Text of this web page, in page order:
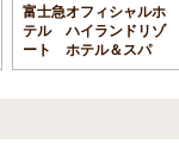
富士急オフィシャルホ
テル ハイランドリゾ
ート ホテル＆スパ